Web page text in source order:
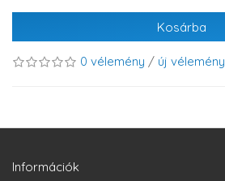
Kosárba
0 vélemény / új vélemény
Információk